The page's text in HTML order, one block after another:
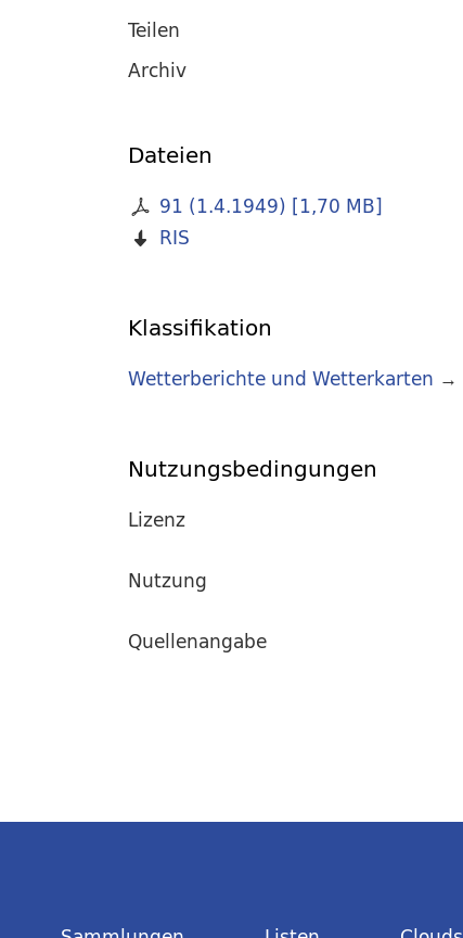
Teilen
Archiv
Dateien
91 (1.4.1949) [1,70 MB]
RIS
Klassifikation
Wetterberichte und Wetterkarten →
Nutzungsbedingungen
Lizenz
Nutzung
Quellenangabe